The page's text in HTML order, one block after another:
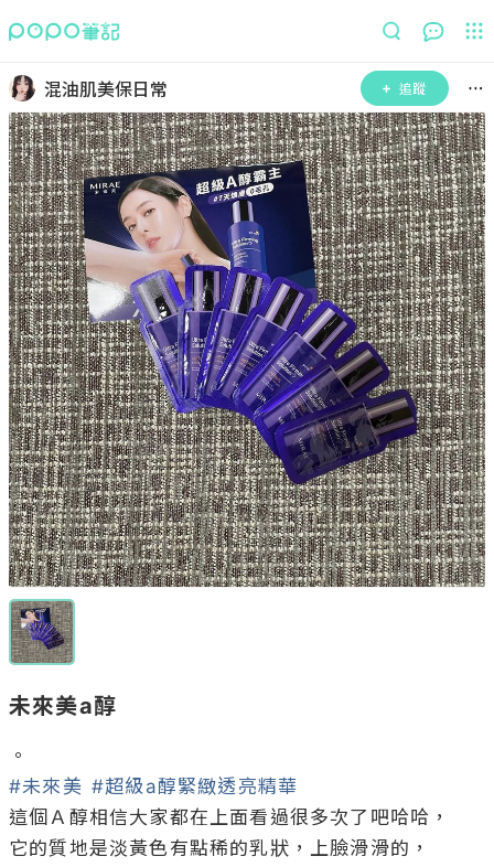
混油肌美保日常 追蹤
未來美a醇
#未來美 #超級a醇緊緻透亮精華
這個Ａ醇相信大家都在上面看過很多次了吧哈哈，
它的質地是淡黃色有點稀的乳狀，上臉滑滑的，